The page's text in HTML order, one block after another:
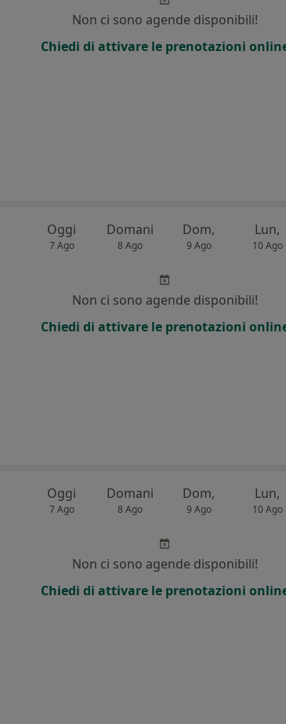
Non ci sono agende disponibili!
Chiedi di attivare le prenotazioni
Oggi
7 Ago
Domani
8 Ago
Dom,
9 Ago
Lun,
10 Ago
Non ci sono agende disponibili!
Chiedi di attivare le prenotazioni
Oggi
7 Ago
Domani
8 Ago
Dom,
9 Ago
Lun,
10 Ago
Non ci sono agende disponibili!
Chiedi di attivare le prenotazioni